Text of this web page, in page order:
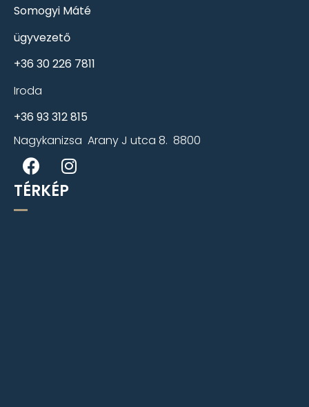
Somogyi Máté
ügyvezető
+36 30 226 7811
Iroda
+36 93 312 815
Nagykanizsa Arany J utca 8. 8800
TÉRKÉP